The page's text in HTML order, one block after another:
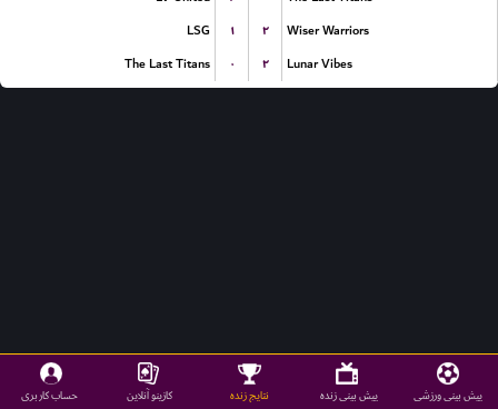
LSG
۱ ۲
Wiser Warriors
The Last Titans
۰ ۲ Lunar Vibes
پیش بینی ورزشی پیش بینی زنده نتایج زنده کازینو آنلاین حساب کاربری